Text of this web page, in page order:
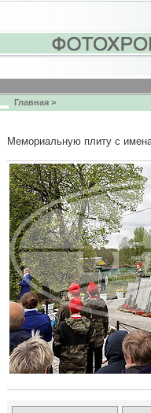
Главная >
Мемориальную плиту с